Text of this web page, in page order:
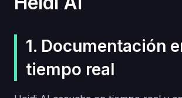
1. Documentación
tiempo real